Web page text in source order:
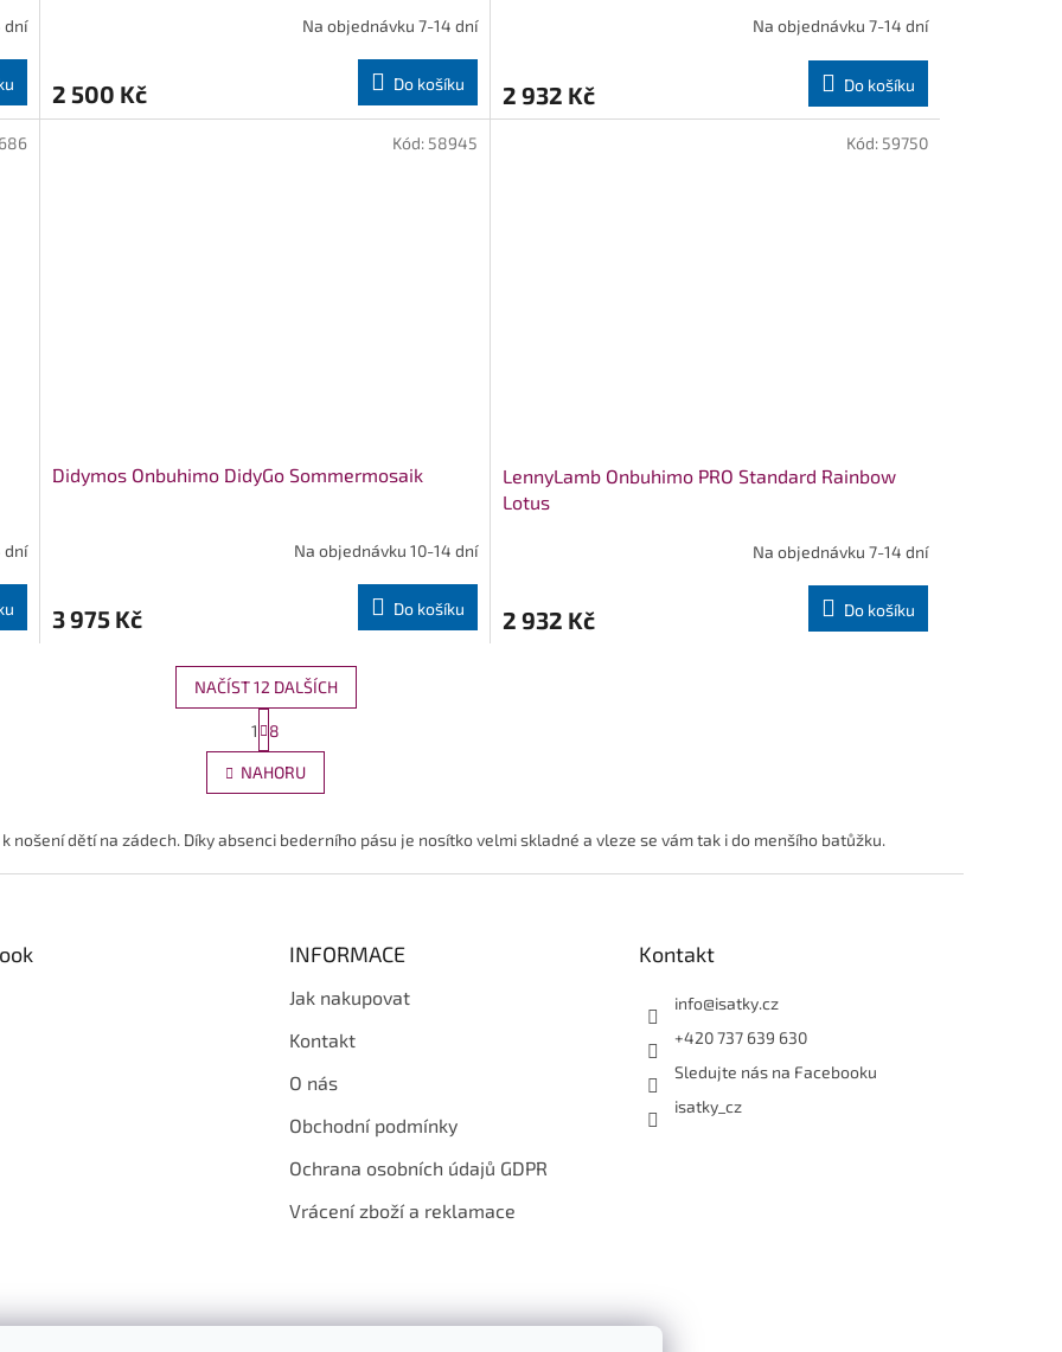
dní Na objednávku 7-14 dní
2 500 Kč Do košíku
Na objednávku 7-14 dní
2 932 Kč Do košíku
dní
Didymos Onbuhimo DidyGo Sommermosaik
Na objednávku 10-14 dní
3 975 Kč Do košíku
Kód: 58945
LennyLamb Onbuhimo PRO Standard Rainbow
Lotus
Na objednávku 7-14 dní
2 932 Kč Do košíku
Kód: 59750
O
v
l
d
a
c
NAČÍST 12 DALŠÍCH
S
t
r
á
n
o
á
1 8
NAHORU
dětí na zádech. Díky absenci bederního pásu je nosítko velmi skladné a vleze se vám tak i do menšího batůžku.
INFORMACE
Jak nakupovat
Kontakt
O nás
Obchodní podmínky
Ochrana osobních údajů GDPR
Vrácení zboží a reklamace
Kontakt
info@isatky.cz
+420 737 639 630
Sledujte nás na Facebooku
isatky_cz